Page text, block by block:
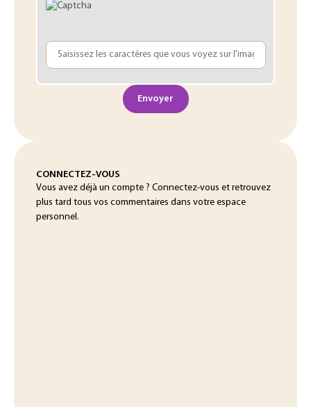
Envoyer
CONNECTEZ-VOUS
Vous avez déjà un compte ? Connectez-vous et retrouvez
plus tard tous vos commentaires dans votre espace
personnel.